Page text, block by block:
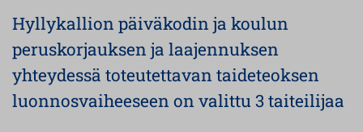
Hyllykallion päiväkodin ja koulun
peruskorjauksen ja laajennuksen
yhteydessä toteutettavan taideteoksen
luonnosvaiheeseen on valittu 3 taiteilijaa